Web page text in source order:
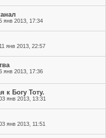
янв 2013, 17:34
11 янв 2013, 22:57
янв 2013, 17:36
к Богу Тоту.
янв 2013, 13:31
янв 2013, 11:51